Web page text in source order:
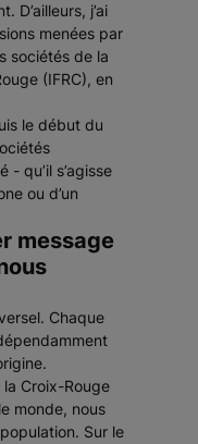
D’ailleurs, j’ai
menées par
sociétés de la
(IFRC), en
le début du
qu’il s’agisse
ou d’un
message
Chaque
Croix-Rouge
monde, nous
Sur le